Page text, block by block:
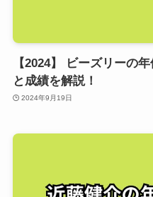
【2024】 ビーズリーの
と成績を解説！
2024年9月19日